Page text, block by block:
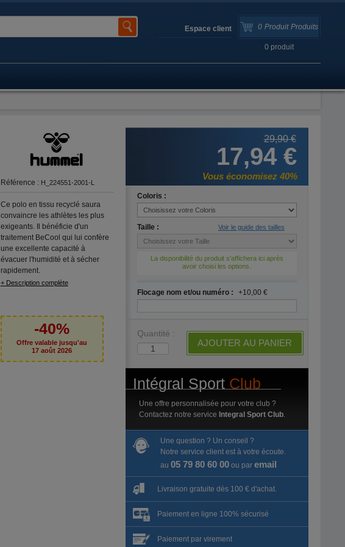
0 Produit Produits
0 produit
Espace client
Référence : H_224551-2001-L
Ce polo en tissu recyclé saura
convaincre les athlètes les plus
exigeants. Il bénéficie d'un
traitement BeCool qui lui confère
une excellente capacité à
évacuer l'humidité et à sécher
rapidement.
+ Description complète
-40%
Offre valable jusqu'au
17 août 2026
29,90 €
17,94 €
Vous économisez 40%
Coloris :
Taille : Voir le guide des tailles
La disponibilité du produit s'affichera ici après
avoir choisi les options.
Flocage nom et/ou numéro : +10,00 €
Quantité :
AJOUTER AU PANIER
Intégral Sport Club
Une offre personnalisée pour votre club ?
Contactez notre service Integral Sport Club.
Une question ? Un conseil ?
Notre service client est à votre écoute.
au 05 79 80 60 00ou par email
Livraison gratuite dès 100 € d'achat.
Paiement en ligne 100% sécurisé
Paiement par virement